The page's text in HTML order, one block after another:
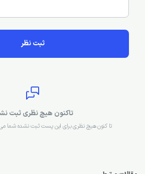
ثبت نظر
تاکنون هیچ نظری ثبت
تا کنون هیچ نظری برای این پست ثبت نشده شما